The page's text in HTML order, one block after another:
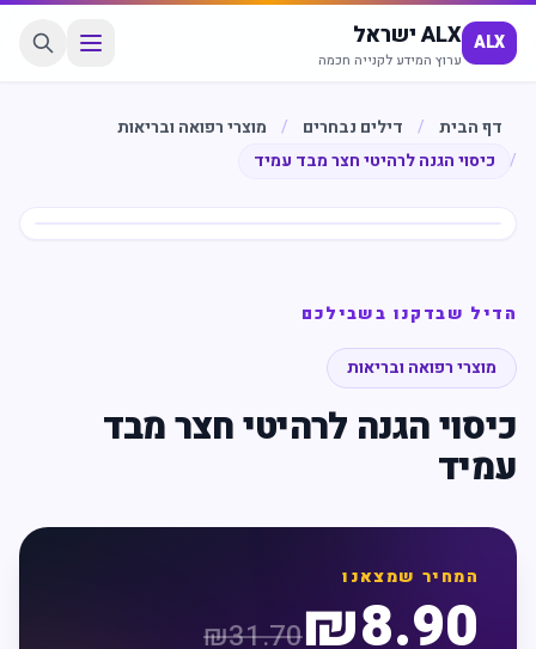
ALX ALX ישראל
ערוץ המידע לקנייה חכמה
דף הבית / דילים נבחרים /
מוצרי רפואה ובריאות
/
כיסוי הגנה לרהיטי חצר מבד עמיד
הדיל שבדקנו בשבילכם
מוצרי רפואה ובריאות
כיסוי הגנה לרהיטי חצר מבד
עמיד
המחיר שמצאנו
₪8.90
₪31.70